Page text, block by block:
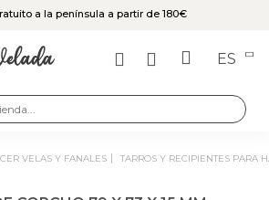
a la península a partir de 180€
ES
VELAS Y FANALES TARROS Y RECIPIENTES PARA